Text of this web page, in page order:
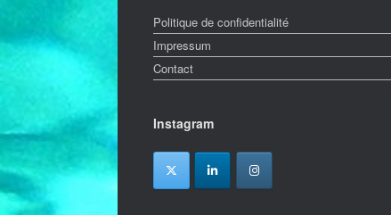
Politique de confidentialité
Impressum
Contact
Instagram